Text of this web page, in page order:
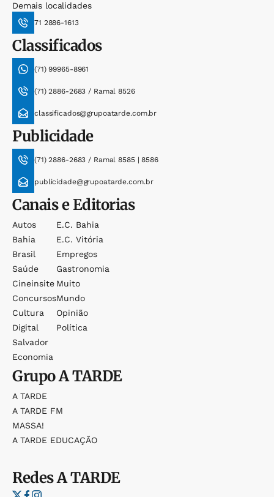
Demais localidades
71 2886-1613
Classificados
(71) 99965-8961
(71) 2886-2683 / Ramal 8526
classificados@grupoatarde.com.br
Publicidade
(71) 2886-2683 / Ramal 8585 | 8586
publicidade@grupoatarde.com.br
Canais e Editorias
Autos
Bahia
Brasil
Saúde
Cineinsite
Concursos
Cultura
Digital
Salvador
Economia
E.c. Bahia
E.c. Vitória
Empregos
Gastronomia
Muito
Mundo
Opinião
Política
GrupoA TARDE
A TARDE
A TARDE FM
MASSA!
A TARDE EDUCAÇÃO
RedesA TARDE